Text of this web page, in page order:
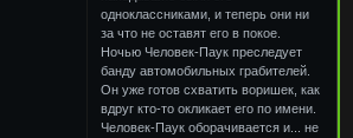
Ночью Человек-Паук преследует
банду автомобильных грабителей.
Он уже готов схватить воришек, как
вдруг кто-то окликает его по имени.
Человек-Паук оборачивается и... не